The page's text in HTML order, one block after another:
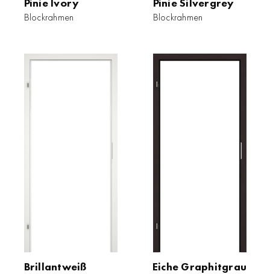
Blockrahmen Blockrahmen
Brillantweiß Eiche Graphitgrau